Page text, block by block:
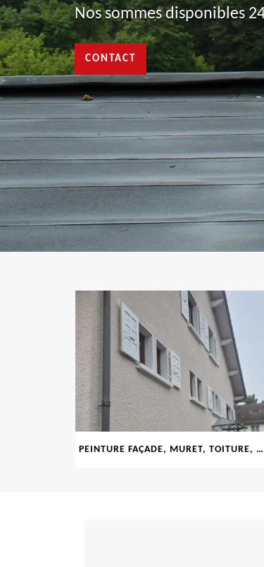
Nos sommes disponibles
CONTACT
PEINTURE FAÇADE, MURET, TOITURE, BOISERIE, FERRONERIE, GOUTTIÈRE 69